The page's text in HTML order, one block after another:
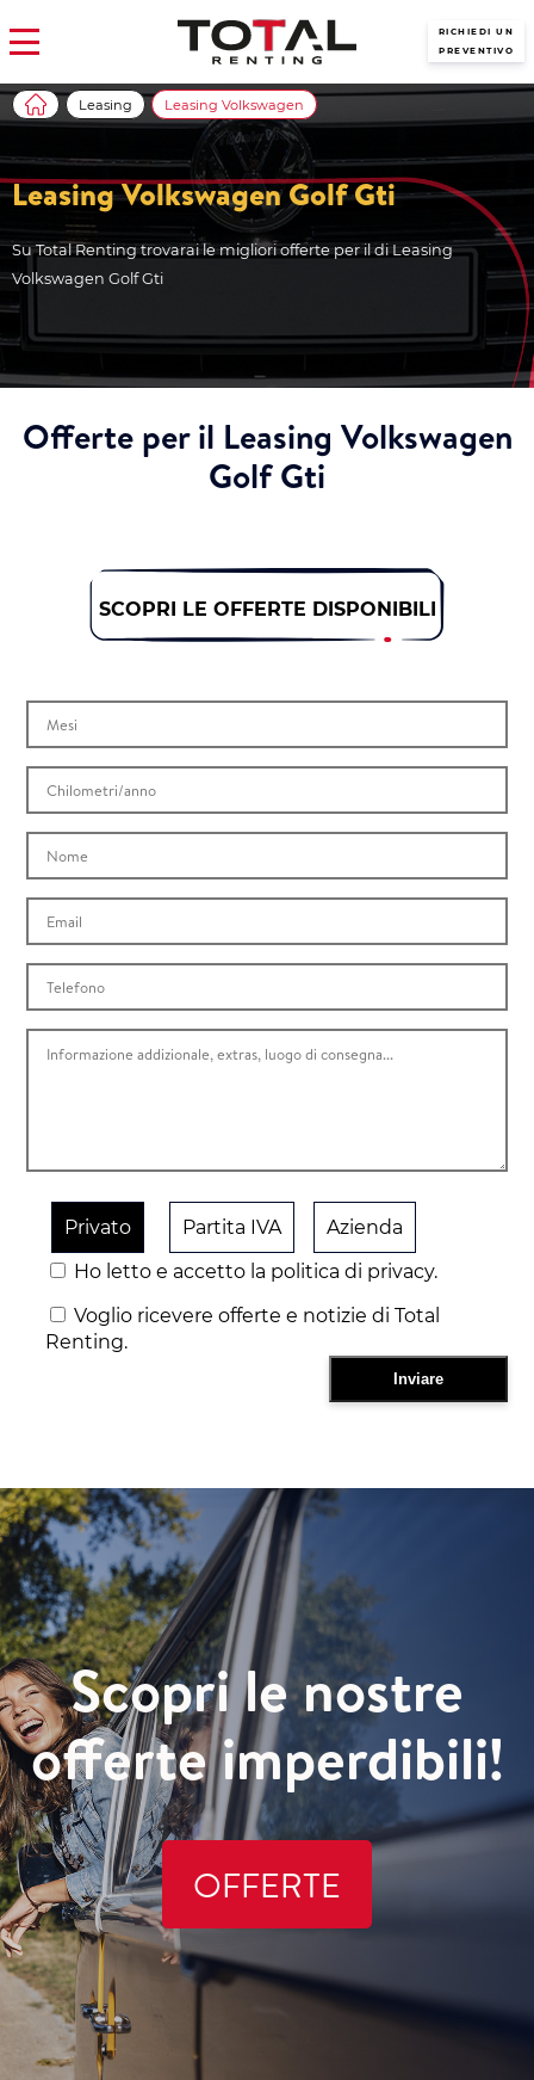
RICHIEDI UN
PREVENTIVO
Leasing Volkswagen Golf Gti
Su Total Renting trovarai le migliori offerte per il di Leasing
Volkswagen Golf Gti
Leasing Leasing Volkswagen
Offerte per il Leasing Volkswagen
Golf Gti
SCOPRI LE OFFERTE DISPONIBILI
Privato Partita IVA
Azienda
Ho letto e accetto la politica di privacy.
Voglio ricevere offerte e notizie di Total
Renting.
Scopri le nostre
offerte imperdibili!
OFFERTE